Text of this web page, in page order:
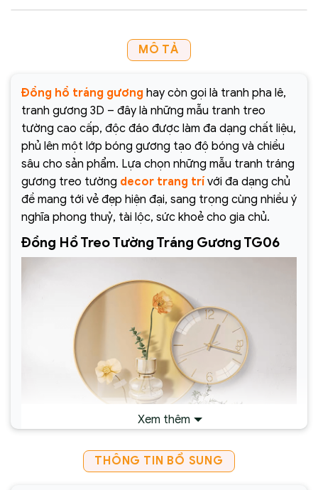
MÔ TẢ
Đồng hồ tráng gương hay còn gọi là tranh pha lê,
tranh gương 3D – đây là những mẫu tranh treo
tường cao cấp, độc đáo được làm đa dạng chất liệu,
phủ lên một lớp bóng gương tạo độ bóng và chiều
sâu cho sản phẩm. Lựa chọn những mẫu tranh tráng
gương treo tường decor trang trí với đa dạng chủ
đề mang tới vẻ đẹp hiện đại, sang trọng cùng nhiều ý
nghĩa phong thuỷ, tài lộc, sức khoẻ cho gia chủ.
Đồng Hồ Treo Tường Tráng Gương TG06
Xem thêm
THÔNG TIN BỔ SUNG